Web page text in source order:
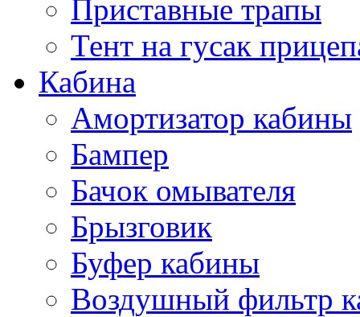
Приставные трапы
Тент на гусак
Кабина
Амортизатор кабины
Бампер
Бачок омывателя
Брызговик
Буфер кабины
Воздушный фильтр